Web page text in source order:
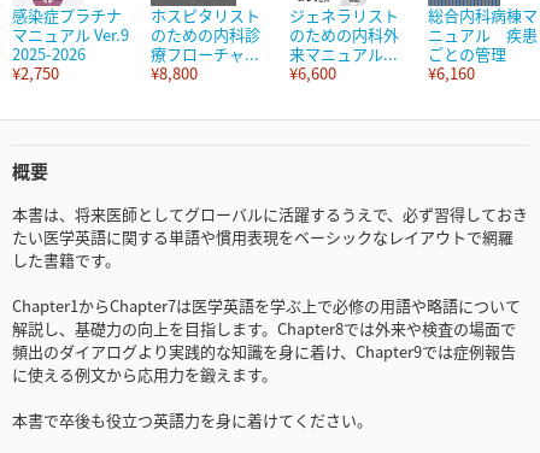
感染症プラチナ
マニュアル Ver.9
2025-2026
¥2,750
ホスピタリスト
のための内科診
療フローチャ...
¥8,800
ジェネラリスト
のための内科外
来マニュアル...
¥6,600
総合内科病棟マ
ニュアル 疾患
ごとの管理
¥6,160
概要
本書は、将来医師としてグローバルに活躍するうえで、必ず習得しておき
たい医学英語に関する単語や慣用表現をベーシックなレイアウトで網羅
した書籍です。
Chapter1からChapter7は医学英語を学ぶ上で必修の用語や略語について
解説し、基礎力の向上を目指します。Chapter8では外来や検査の場面で
頻出のダイアログより実践的な知識を身に着け、Chapter9では症例報告
に使える例文から応用力を鍛えます。
本書で卒後も役立つ英語力を身に着けてください。